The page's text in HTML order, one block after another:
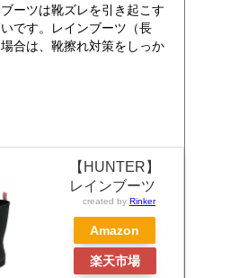
ーツは靴ズレを引き起こす
です。レインブーツ（長
合は、靴擦れ対策をしっか
【HUNTER】
レインブーツ
created by Rinker
Amazon
楽天市場